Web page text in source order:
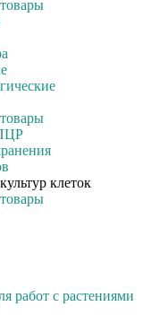
клеток
работ с растениями